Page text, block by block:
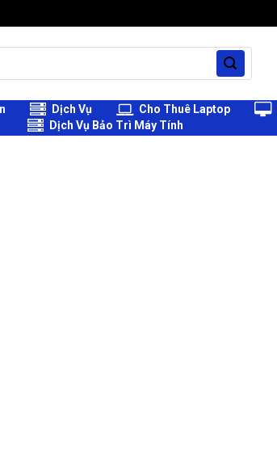
Dịch Vụ Cho Thuê Laptop
Dịch Vụ Bảo Trì Máy Tính